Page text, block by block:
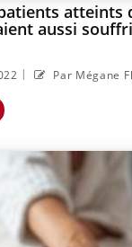
atteints
aussi
| Par Mégane